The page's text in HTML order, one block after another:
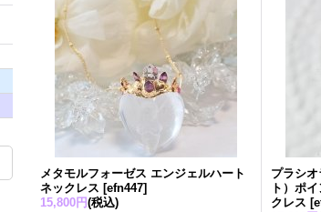
メタモルフォーゼス エンジェルハート
ネックレス [efn447]
15,800円(税込)
プラシ
ト）ポ
クレス [